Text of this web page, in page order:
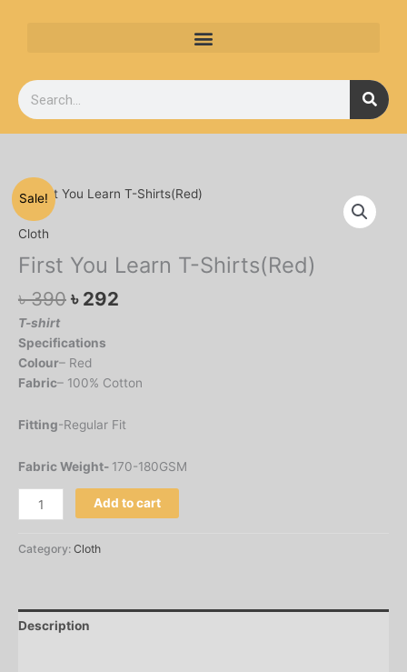
Search
Sale!
Cloth
First You Learn T-Shirts(Red)
৳390
Original
৳ 390.
৳ 292
Current
T-shirt
Specifications
Colour– Red
Fabric– 100% Cotton
Fitting-Regular Fit
Fabric Weight- 170-180GSM
First
You
Learn
Shirts(Red)
quantity
Add to cart
Category: Cloth
Description